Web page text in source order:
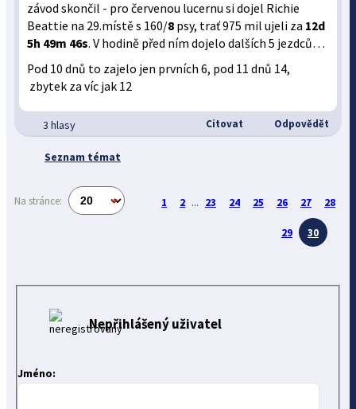
závod skončil - pro červenou lucernu si dojel Richie
Beattie na 29.místě s 160/8 psy, trať 975 mil ujeli za 12d
5h 49m 46s. V hodině před ním dojelo dalších 5 jezdců…
Pod 10 dnů to zajelo jen prvních 6, pod 11 dnů 14,
zbytek za víc jak 12
3 hlasy Citovat Odpovědět
Seznam témat
Na stránce: 1 2 ... 23 24 25 26 27 28
29 30
Nepřihlášený uživatel
Jméno: